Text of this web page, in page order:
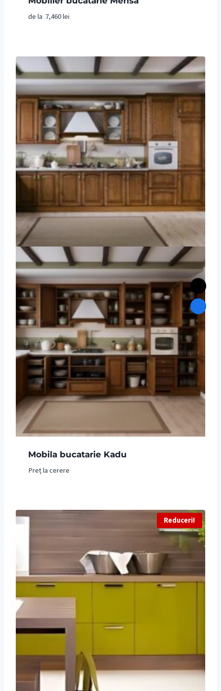
de la 7,460lei
Mobila bucatarie Kadu
Preț la cerere
Reduceri!